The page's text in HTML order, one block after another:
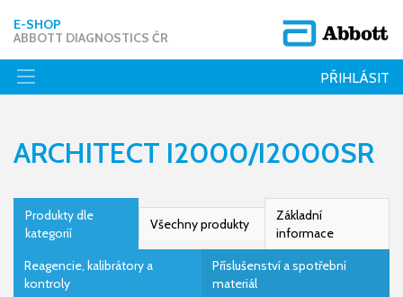
E-SHOP
ABBOTT DIAGNOSTICS ČR
PŘIHLÁSIT
ARCHITECT I2000/I2000SR
Produkty dle
kategorií
Všechny produkty
Základní
informace
Reagencie, kalibrátory a
kontroly
Příslušenství a spotřební
materiál